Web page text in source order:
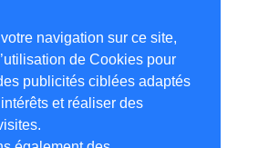
navigation sur ce site,
de Cookies pour
publicités ciblées adaptés
et réaliser des